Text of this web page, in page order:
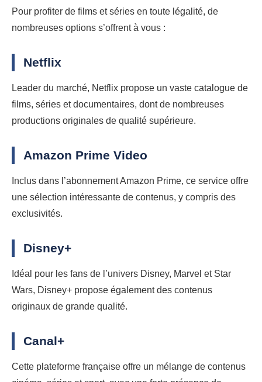
Pour profiter de films et séries en toute légalité, de
nombreuses options s’offrent à vous :
Netflix
Leader du marché, Netflix propose un vaste catalogue de
films, séries et documentaires, dont de nombreuses
productions originales de qualité supérieure.
Amazon Prime Video
Inclus dans l’abonnement Amazon Prime, ce service offre
une sélection intéressante de contenus, y compris des
exclusivités.
Disney+
Idéal pour les fans de l’univers Disney, Marvel et Star
Wars, Disney+ propose également des contenus
originaux de grande qualité.
Canal+
Cette plateforme française offre un mélange de contenus